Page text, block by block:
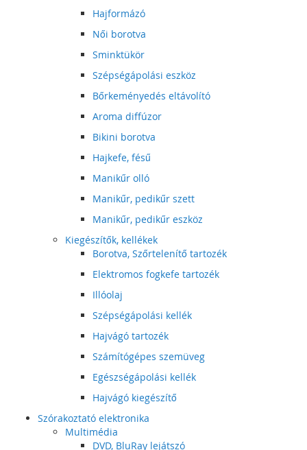
Hajformázó
Női borotva
Sminktükör
Szépségápolási eszköz
Bőrkeményedés eltávolító
Aroma diffúzor
Bikini borotva
Hajkefe, fésű
Manikűr olló
Manikűr, pedikűr szett
Manikűr, pedikűr eszköz
Kiegészítők, kellékek
Borotva, Szőrtelenítő tartozék
Elektromos fogkefe tartozék
Illóolaj
Szépségápolási kellék
Hajvágó tartozék
Számítógépes szemüveg
Egészségápolási kellék
Hajvágó kiegészítő
Szórakoztató elektronika
Multimédia
DVD, BluRay lejátszó